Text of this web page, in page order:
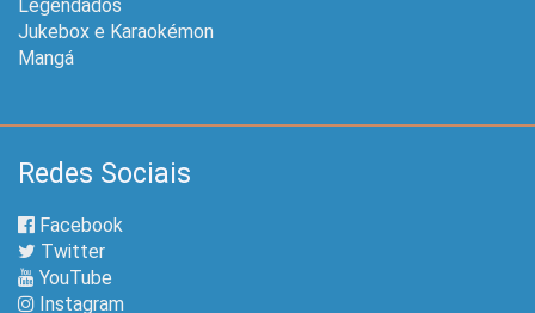
Legendados
Jukebox e Karaokémon
Mangá
Redes Sociais
Facebook
Twitter
YouTube
Instagram